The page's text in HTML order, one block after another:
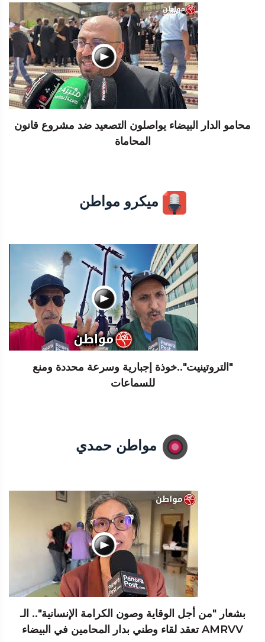
محامو الدار البيضاء يواصلون التصعيد ضد مشروع قانون
المحاماة
ميكرو مواطن
"التروتينيت"..خوذة إجبارية وسرعة محددة ومنع
للسماعات
مواطن حمدي
بشعار "من أجل الوقاية وصون الكرامة الإنسانية".. الـ
AMRVV تعقد لقاء وطني بدار المحامين في البيضاء